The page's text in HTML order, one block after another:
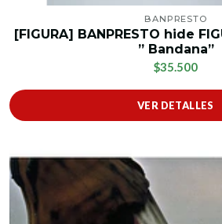
BANPRESTO
[FIGURA] BANPRESTO hide
” Bandana”
$35.500
VER DETALLES